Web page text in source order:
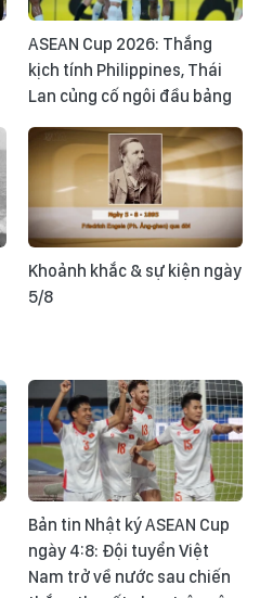
ASEAN Cup 2026: Thắng
kịch tính Philippines, Thái
Lan củng cố ngôi đầu bảng
Khoảnh khắc & sự kiện ngày
5/8
Bản tin Nhật ký ASEAN Cup
ngày 4:8: Đội tuyển Việt
Nam trở về nước sau chiến